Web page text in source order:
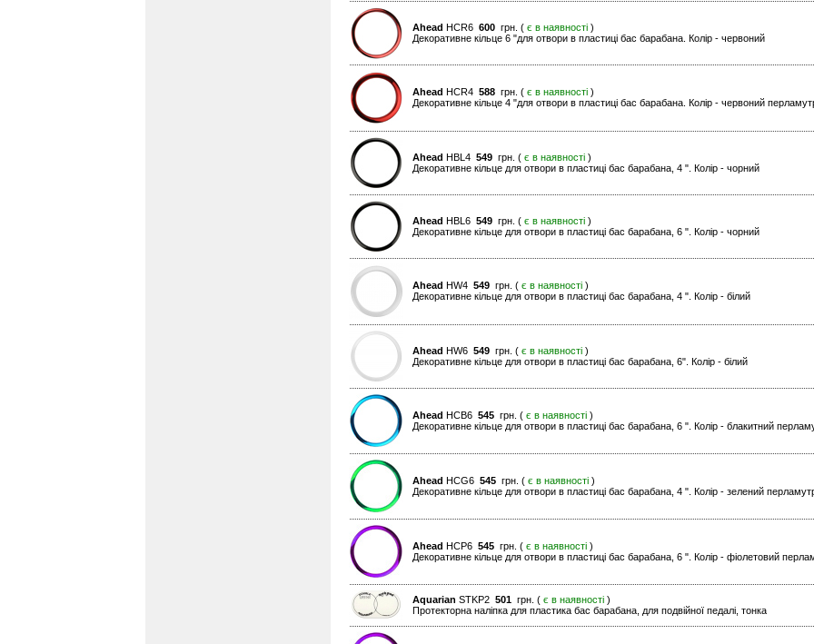
Ahead HCR6 600 грн. ( є в наявності )
Декоративне кільце 6 "для отвори в пластиці бас барабана. Колір - червоний
Ahead HCR4 588 грн. ( є в наявності )
Декоративне кільце 4 "для отвори в пластиці бас барабана. Колір - червоний
Ahead HBL4 549 грн. ( є в наявності )
Декоративне кільце для отвори в пластиці бас барабана, 4 ". Колір - чорний
Ahead HBL6 549 грн. ( є в наявності )
Декоративне кільце для отвори в пластиці бас барабана, 6 ". Колір - чорний
Ahead HW4 549 грн. ( є в наявності )
Декоративне кільце для отвори в пластиці бас барабана, 4 ". Колір - білий
Ahead HW6 549 грн. ( є в наявності )
Декоративне кільце для отвори в пластиці бас барабана, 6". Колір - білий
Ahead HCB6 545 грн. ( є в наявності )
Декоративне кільце для отвори в пластиці бас барабана, 6 ". Колір - блакитний
Ahead HCG6 545 грн. ( є в наявності )
Декоративне кільце для отвори в пластиці бас барабана, 4 ". Колір - зелений
Ahead HCP6 545 грн. ( є в наявності )
Декоративне кільце для отвори в пластиці бас барабана, 6 ". Колір - фіолетовий
Aquarian STKP2 501 грн. ( є в наявності )
Протекторна наліпка для пластика бас барабана, для подвійної педалі, тонка